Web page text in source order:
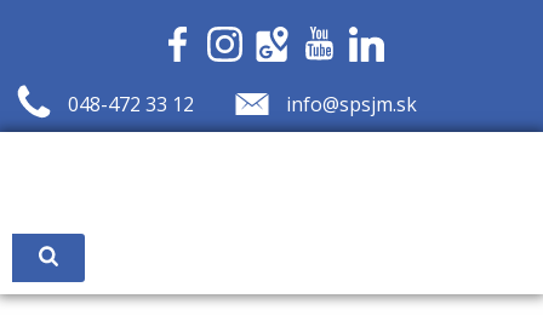
to
048-472 33 12
info@spsjm.sk